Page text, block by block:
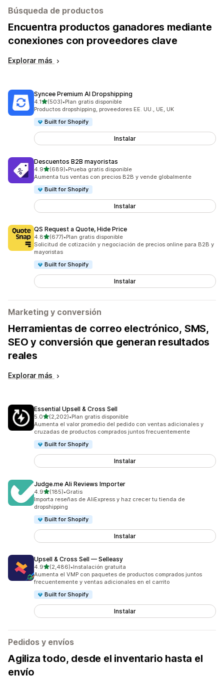
Búsqueda de productos
Encuentra productos ganadores mediante
conexiones con proveedores clave
Explorar más
Syncee Premium AI Dropshipping
4.1de 5 estrellas
(503)
503 reseñas en total
•Plan gratis disponible
Productos dropshipping, proveedores EE. UU., UE, UK
Built for Shopify
Instalar
Descuentos B2B mayoristas
4.9de 5 estrellas
(689)
689 reseñas en total
•Prueba gratis disponible
Aumenta tus ventas con precios B2B y vende globalmente
Built for Shopify
Instalar
QS Request a Quote, Hide Price
4.8de 5 estrellas
(677)
677 reseñas en total
•Plan gratis disponible
Solicitud de cotización y negociación de precios online para B2B y
mayoristas
Built for Shopify
Instalar
Marketing y conversión
Herramientas de correo electrónico, SMS,
SEO y conversión que generan resultados
reales
Explorar más
Essential Upsell & Cross Sell
5.0de 5 estrellas
(2,202)
2202 reseñas en total
•Plan gratis disponible
Aumenta el valor promedio del pedido con ventas adicionales y
cruzadas de productos comprados juntos frecuentemente
Built for Shopify
Instalar
Judge.me Ali Reviews Importer
4.9de 5 estrellas
(185)
185 reseñas en total
•Gratis
Importa reseñas de AliExpress y haz crecer tu tienda de
dropshipping
Built for Shopify
Instalar
Upsell & Cross Sell — Selleasy
4.9de 5 estrellas
(2,486)
2486 reseñas en total
•Instalación gratuita
Aumenta el VMP con paquetes de productos comprados juntos
frecuentemente y ventas adicionales en el carrito
Built for Shopify
Instalar
Pedidos y envíos
Agiliza todo, desde el inventario hasta el
envío